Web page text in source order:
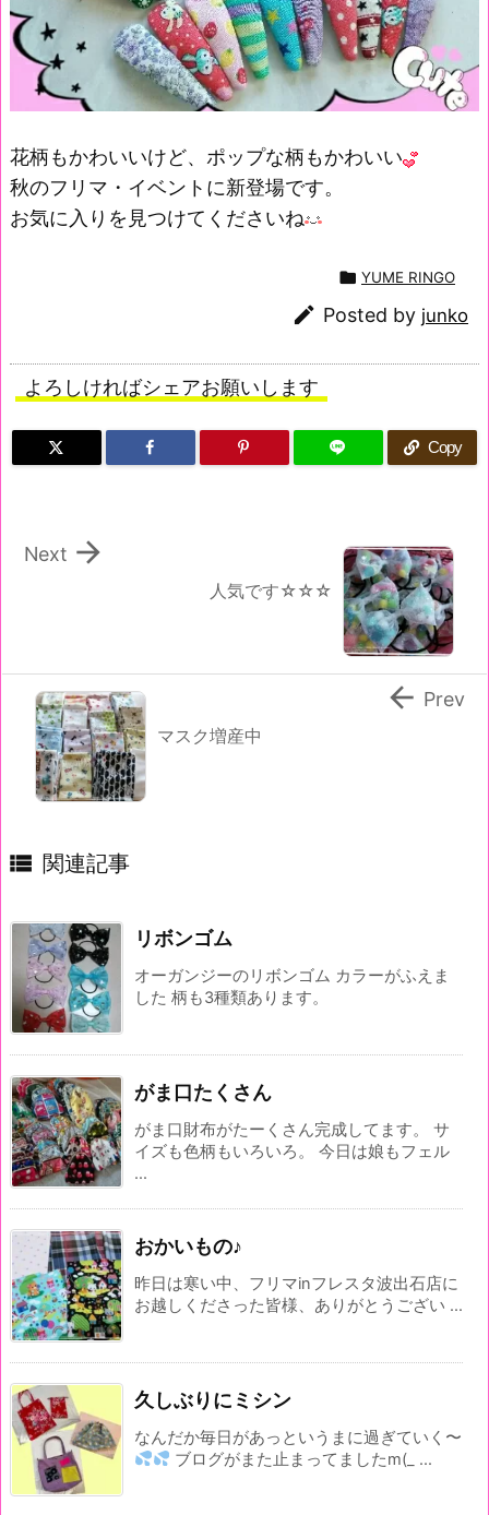
花柄もかわいいけど、ポップな柄もかわいい
秋のフリマ・イベントに新登場です。
お気に入りを見つけてくださいね
 YUME RINGO
 Posted by junko
よろしければシェアお願いします
Copy
人気です☆☆☆

Next
マスク増産中
 Prev
 関連記事
リボンゴム
オーガンジーのリボンゴム カラーがふえま
した 柄も3種類あります。
がま口たくさん
がま口財布がたーくさん完成してます。 サ
イズも色柄もいろいろ。 今日は娘もフェル
...
おかいもの♪
昨日は寒い中、フリマinフレスタ波出石店に
お越しくださった皆様、ありがとうござい ...
久しぶりにミシン
なんだか毎日があっというまに過ぎていく〜
ブログがまた止まってましたm(_ ...